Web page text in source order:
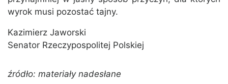
wyrok musi pozostać tajny.
Kazimierz Jaworski
Senator Rzeczypospolitej Polskiej
źródło: materiały nadesłane